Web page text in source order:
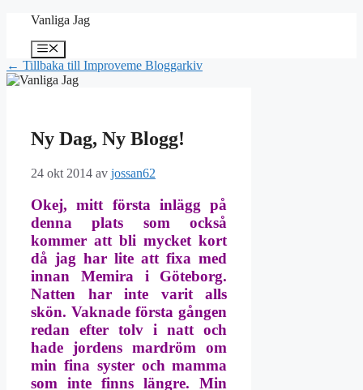
Hoppa
innehåll
Vanliga Jag
Meny
← Tillbaka till Improveme Bloggarkiv
Ny Dag, Ny Blogg!
24 okt 2014 av jossan62
Okej, mitt första inlägg på
denna plats som också
kommer att bli mycket kort
då jag har lite att fixa med
innan Memira i Göteborg.
Natten har inte varit alls
skön. Vaknade första gången
redan efter tolv i natt och
hade jordens mardröm om
min fina syster och mamma
som inte finns längre. Min